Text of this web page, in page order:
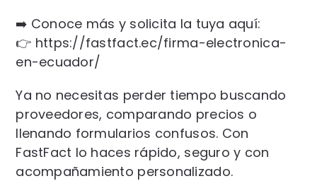
➡️ Conoce más y solicita la tuya aquí:
👉 https://fastfact.ec/firma-electronica-
en-ecuador/
Ya no necesitas perder tiempo buscando
proveedores, comparando precios o
llenando formularios confusos. Con
FastFact lo haces rápido, seguro y con
acompañamiento personalizado.